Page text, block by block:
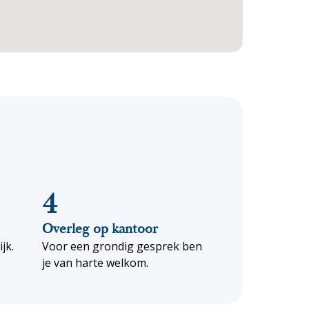
4
Overleg op kantoor
Voor een grondig gesprek ben
je van harte welkom.